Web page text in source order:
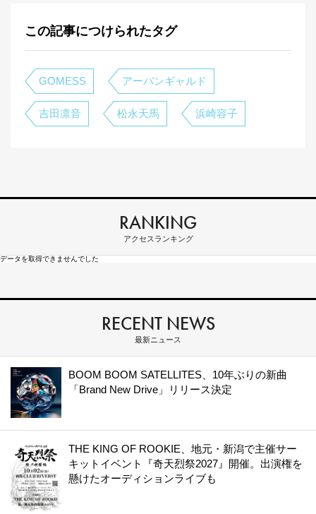
この記事につけられたタグ
GOMESS アーバンギャルド
吉田凛音 松永天馬 浜崎容子
RANKING
アクセスランキング
データを取得できませんでした
RECENT NEWS
最新ニュース
BOOM BOOM SATELLITES、10年ぶりの新曲
「Brand New Drive」リリース決定
THE KING OF ROOKIE、地元・新潟で主催サー
キットイベント『奇天烈祭2027』開催。出演権を
懸けたオーディションライブも